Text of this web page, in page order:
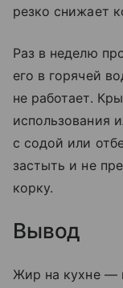
резко снижает
Раз в неделю
его в горячей
не работает.
использования
с содой или
застыть и не
корку.
Вывод
Жир на кухне —